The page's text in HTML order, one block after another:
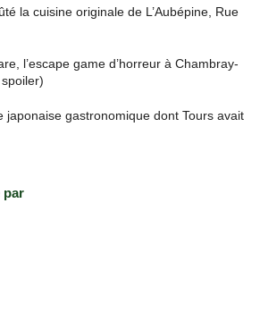
la cuisine originale de L’Aubépine, Rue
l’escape game d’horreur à Chambray-
japonaise gastronomique dont Tours avait
par